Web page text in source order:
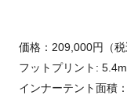
価格：209,000円（税
フットプリント:
インナーテント面積